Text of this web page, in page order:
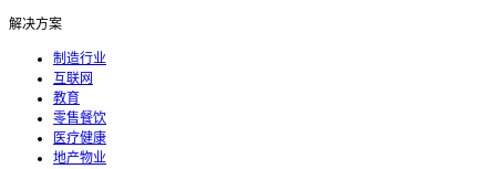
解决方案
制造行业
互联网
教育
零售餐饮
医疗健康
地产物业